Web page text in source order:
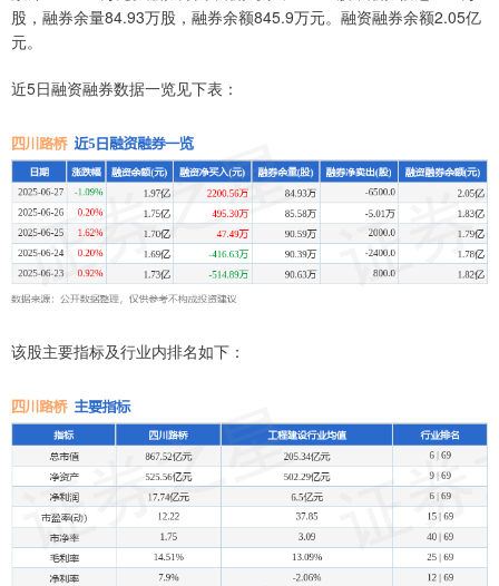
股，融券余量84.93万股，融券余额845.9万元。融资融券余额2.05亿
元。
近5日融资融券数据一览见下表：
该股主要指标及行业内排名如下：